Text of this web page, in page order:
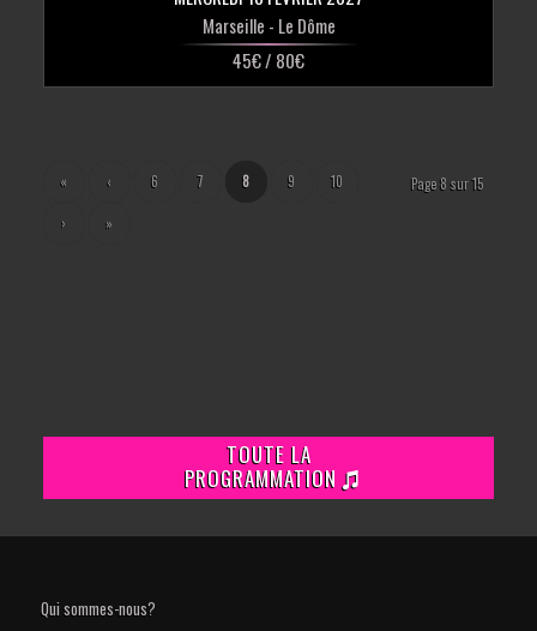
Marseille - Le Dôme
45€ / 80€
Page 8 sur 15
« ‹ 6 7 8 9 10
› »
TOUTE LA
PROGRAMMATION
Qui sommes-nous?